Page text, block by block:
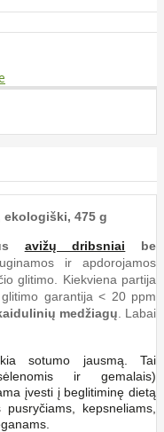
ekologiški, 475 g
avižų dribsniai be
ir apdorojamos
glitimo. Kiekviena partija
garantija < 20 ppm
medžiagų . Labai
sotumo jausmą. Tai
ir gemalais)
įvesti į beglitiminę dietą
kepsneliams,